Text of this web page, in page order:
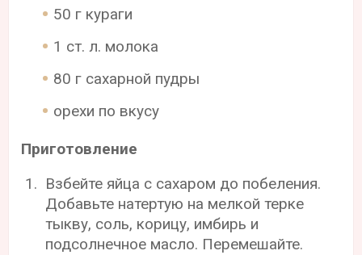
50 г кураги
1 ст. л. молока
80 г сахарной пудры
орехи по вкусу
Приготовление
Взбейте яйца с сахаром до побеления.
Добавьте натертую на мелкой терке
тыкву, соль, корицу, имбирь и
подсолнечное масло. Перемешайте.